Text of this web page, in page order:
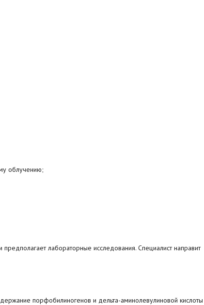
облучению;
предполагает лабораторные исследования. Специалист направит
порфобилиногенов и дельта-аминолевулиновой кислоты